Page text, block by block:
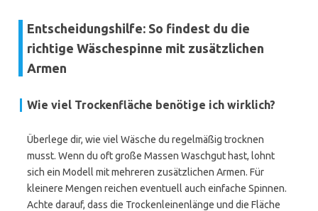
Entscheidungshilfe: So findest du die
richtige Wäschespinne mit zusätzlichen
Armen
Wie viel Trockenfläche benötige ich wirklich?
Überlege dir, wie viel Wäsche du regelmäßig trocknen
musst. Wenn du oft große Massen Waschgut hast, lohnt
sich ein Modell mit mehreren zusätzlichen Armen. Für
kleinere Mengen reichen eventuell auch einfache Spinnen.
Achte darauf, dass die Trockenleinenlänge und die Fläche